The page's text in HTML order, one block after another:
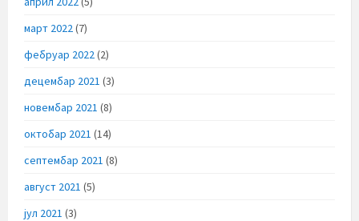
март 2022(7)
фебруар 2022(2)
децембар 2021 (3)
новембар 2021 (8)
октобар 2021 (14)
септембар 2021 (8)
август 2021 (5)
јул 2021 (3)